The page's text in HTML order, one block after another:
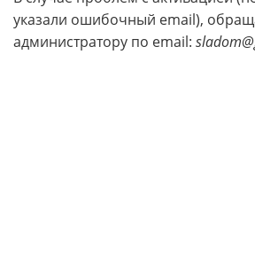
указали ошибочный email),
администратору по email: